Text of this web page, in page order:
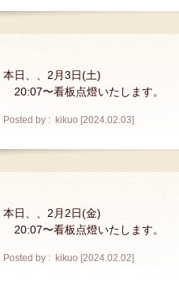
本日、、2月3日(土)
20:07〜看板点燈いたします。
Posted by : kikuo [2024.02.03]
本日、、2月2日(金)
20:07〜看板点燈いたします。
Posted by : kikuo [2024.02.02]